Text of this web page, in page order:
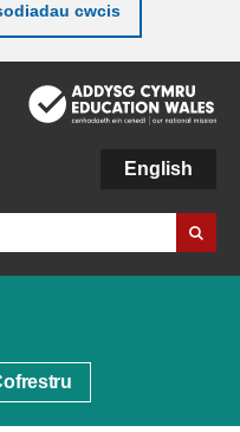
cwcis
English